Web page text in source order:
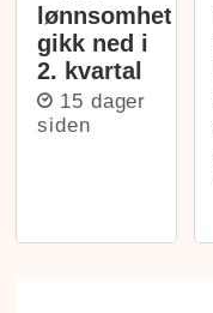
lønnsomheten
gikk ned i
2. kvartal
15 dager
siden